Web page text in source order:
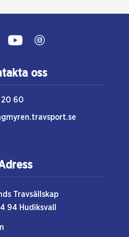
oss
60
Travsällskap
94 Hudiksvall